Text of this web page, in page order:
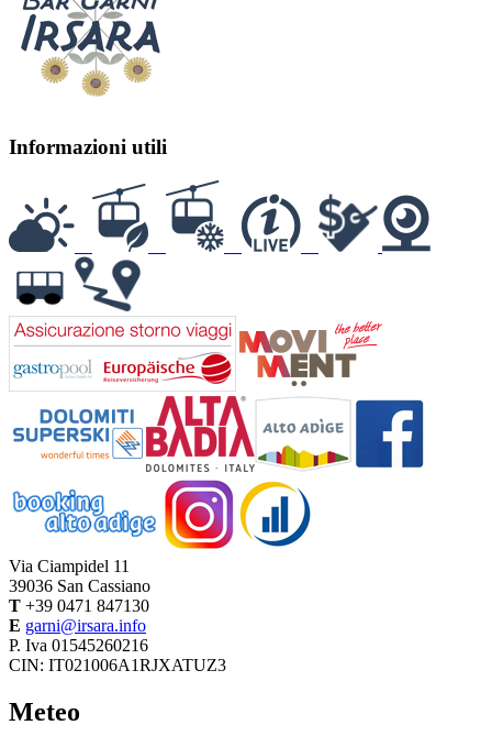
Informazioni utili
Via Ciampidel 11
39036 San Cassiano
T +39 0471 847130
E garni@irsara.info
P. Iva 01545260216
CIN: IT021006A1RJXATUZ3
Meteo